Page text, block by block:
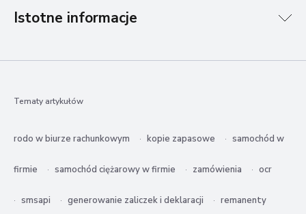
Istotne informacje
Tematy artykułów
rodo w biurze rachunkowym kopie zapasowe samochód w
firmie samochód ciężarowy w firmie zamówienia ocr
smsapi generowanie zaliczek i deklaracji remanenty